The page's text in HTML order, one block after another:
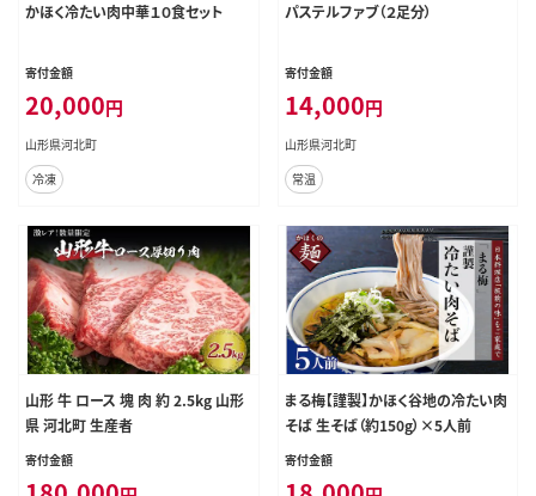
かほく冷たい肉中華１０食セット
寄付金額
20,000円
山形県河北町
冷凍
パステルファブ（２足分）
寄付金額
14,000円
山形県河北町
常温
山形 牛 ロース 塊 肉 約 2.5kg 山形
県 河北町 生産者
寄付金額
まる梅【謹製】かほく谷地の冷たい肉
そば 生そば（約150g）×5人前
寄付金額